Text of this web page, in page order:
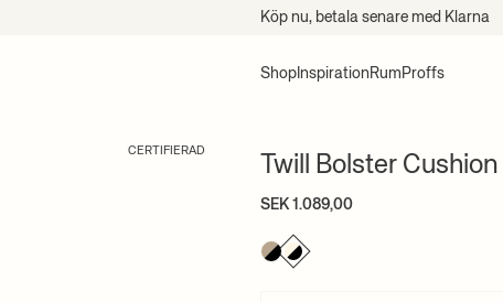
Köp nu, betala senare med Klarna
Shop Inspiration Rum Proffs
CERTIFIERAD
Twill Bolster Cushion
SEK 1.089,00